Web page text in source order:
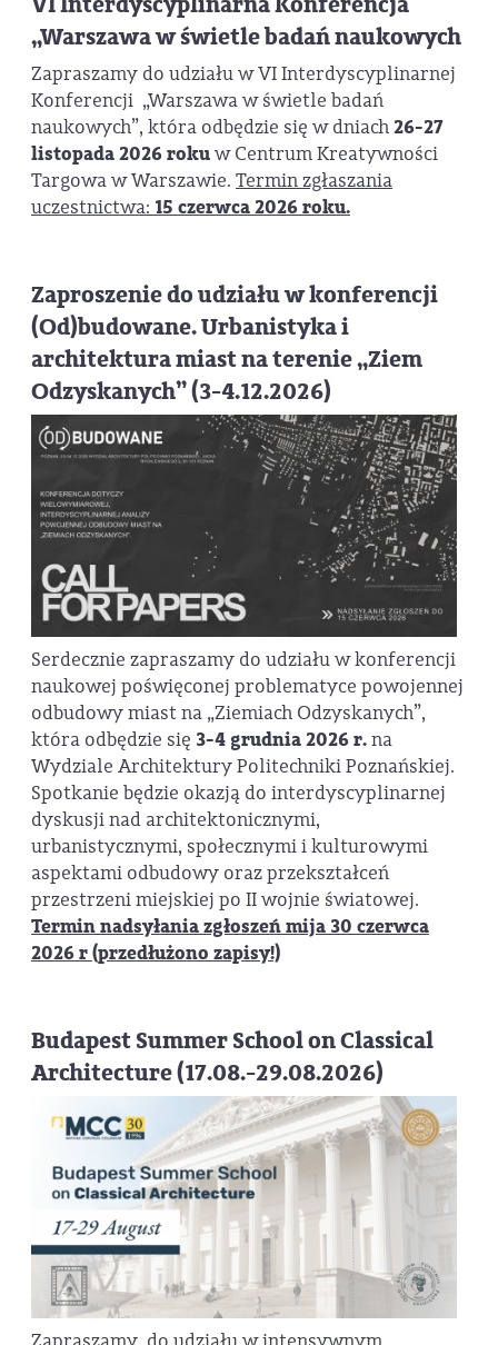
„Warszawa w świetle badań naukowych
Zapraszamy do udziału w VI Interdyscyplinarnej
Konferencji „Warszawa w świetle badań
naukowych”, która odbędzie się w dniach26-27
listopada 2026 rokuw Centrum Kreatywności
Targowa w Warszawie. Termin zgłaszania
uczestnictwa: 15 czerwca 2026 roku.
Zaproszenie do udziału w konferencji
(Od)budowane. Urbanistyka i
architektura miast na terenie „Ziem
Odzyskanych” (3-4.12.2026)
Serdecznie zapraszamy do udziału w konferencji
naukowej poświęconej problematyce powojennej
odbudowy miast na „Ziemiach Odzyskanych”,
która odbędzie się 3-4 grudnia 2026 r.na
Wydziale Architektury Politechniki Poznańskiej.
Spotkanie będzie okazją do interdyscyplinarnej
dyskusji nad architektonicznymi,
urbanistycznymi, społecznymi i kulturowymi
aspektami odbudowy oraz przekształceń
przestrzeni miejskiej po II wojnie światowej.
Termin nadsyłania zgłoszeń mija 30 czerwca
2026 r (przedłużono zapisy!)
Budapest Summer School on Classical
Architecture (17.08.-29.08.2026)